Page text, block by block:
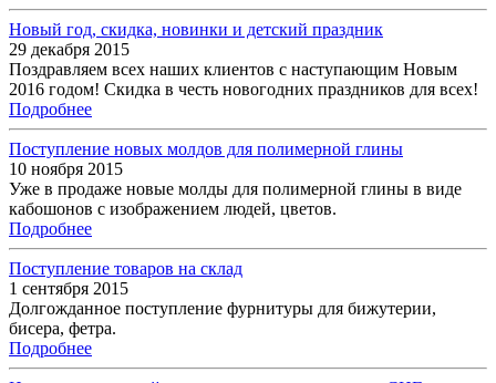
Новый год, скидка, новинки и детский праздник
29 декабря 2015
Поздравляем всех наших клиентов с наступающим Новым
2016 годом! Скидка в честь новогодних праздников для всех!
Подробнее
Поступление новых молдов для полимерной глины
10 ноября 2015
Уже в продаже новые молды для полимерной глины в виде
кабошонов с изображением людей, цветов.
Подробнее
Поступление товаров на склад
1 сентября 2015
Долгожданное поступление фурнитуры для бижутерии,
бисера, фетра.
Подробнее